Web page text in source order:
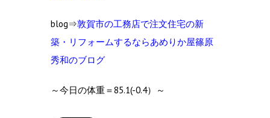
blog⇒敦賀市の工務店で注文住宅の新
築・リフォームするならあめりか屋篠原
秀和のブログ
～今日の体重＝85.1(-0.4）～